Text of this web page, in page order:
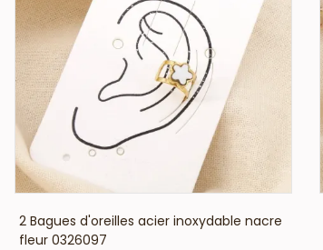
VOIR LE PRIX
2 Bagues d'oreilles acier inoxydable nacre
fleur 0326097